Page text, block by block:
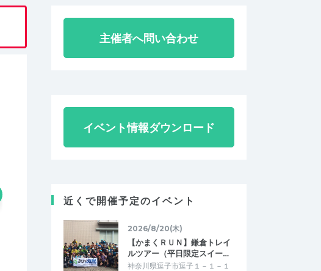
主催者へ問い合わせ
イベント情報ダウンロード
近くで開催予定のイベント
2026/8/20(木)
【かまくＲＵＮ】鎌倉トレイ
ルツアー（平日限定スイー…
神奈川県逗子市逗子１－１－１